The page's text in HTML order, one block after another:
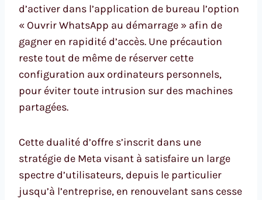
d’activer dans l’application de bureau l’option
« Ouvrir WhatsApp au démarrage » afin de
gagner en rapidité d’accès. Une précaution
reste tout de même de réserver cette
configuration aux ordinateurs personnels,
pour éviter toute intrusion sur des machines
partagées.
Cette dualité d’offre s’inscrit dans une
stratégie de Meta visant à satisfaire un large
spectre d’utilisateurs, depuis le particulier
jusqu’à l’entreprise, en renouvelant sans cesse